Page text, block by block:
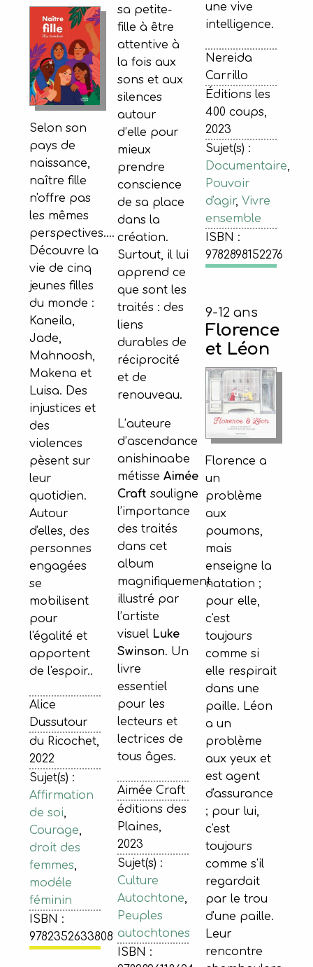
une vive
intelligence.
Nereida
Carrillo
Éditions les
400 coups,
2023
Sujet(s) :
Documentaire,
Pouvoir
d'agir, Vivre
ensemble
ISBN :
9782898152276
Selon son
pays de
naissance,
naître fille
n'offre pas
les mêmes
perspectives....
Découvre la
vie de cinq
jeunes filles
du monde :
Kaneila,
Jade,
Mahnoosh,
Makena et
Luisa. Des
injustices et
des
violences
pèsent sur
leur
quotidien.
Autour
d'elles, des
personnes
engagées
se
mobilisent
pour
l'égalité et
apportent
de l'espoir..
Alice
Dussutour
du Ricochet,
2022
Sujet(s) :
Affirmation
de soi,
Courage,
droit des
femmes,
modéle
féminin
ISBN :
9782352633808
sa petite-
fille à être
attentive à
la fois aux
sons et aux
silences
autour
d’elle pour
mieux
prendre
conscience
de sa place
dans la
création.
Surtout, il lui
apprend ce
que sont les
traités : des
liens
durables de
réciprocité
et de
renouveau.
L’auteure
d’ascendance
anishinaabe
métisse Aimée
Craft souligne
l’importance
des traités
dans cet
album
magnifiquement
illustré par
l’artiste
visuel Luke
Swinson. Un
livre
essentiel
pour les
lecteurs et
lectrices de
tous âges.
Aimée Craft
éditions des
Plaines,
2023
Sujet(s) :
Culture
Autochtone,
Peuples
autochtones
ISBN :
9-12 ans
Florence
et Léon
Florence a
un
problème
aux
poumons,
mais
enseigne la
natation ;
pour elle,
c'est
toujours
comme si
elle respirait
dans une
paille. Léon
a un
problème
aux yeux et
est agent
d'assurance
; pour lui,
c'est
toujours
comme s'il
regardait
par le trou
d'une paille.
Leur
rencontre